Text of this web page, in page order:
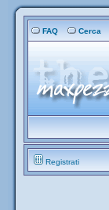
FAQ Cerca
Registrati